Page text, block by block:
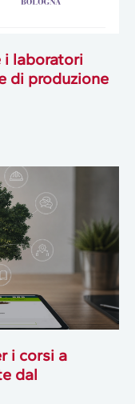
i laboratori
di produzione
i corsi a
dal